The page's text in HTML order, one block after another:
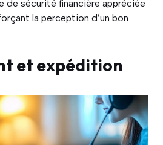
de sécurité financière appréciée
la perception d’un bon
et expédition